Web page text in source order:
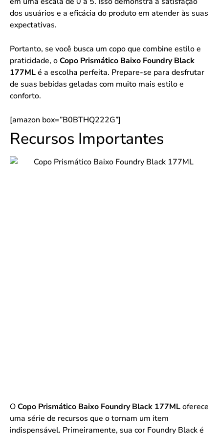
dos usuários e a eficácia do produto em atender às suas
expectativas.
Portanto, se você busca um copo que combine estilo e
praticidade, oCopo Prismático Baixo Foundry Black
177MLé a escolha perfeita. Prepare-se para desfrutar
de suas bebidas geladas com muito mais estilo e
conforto.
[amazon box=”B0BTHQ222G”]
Recursos Importantes
OCopo Prismático Baixo Foundry Black 177MLoferece
uma série de recursos que o tornam um item
indispensável. Primeiramente, sua cor Foundry Black é